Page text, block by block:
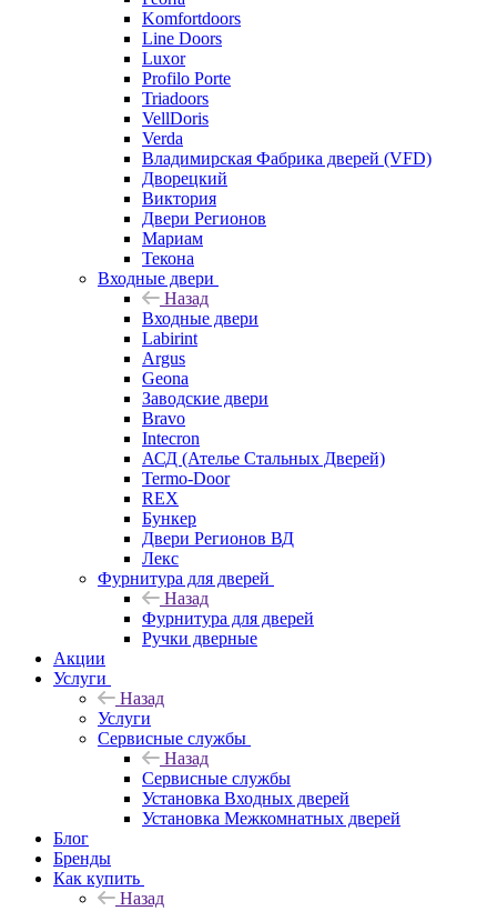
Komfortdoors
Line Doors
Luxor
Profilo Porte
Triadoors
VellDoris
Verda
Владимирская Фабрика дверей (VFD)
Дворецкий
Виктория
Двери Регионов
Мариам
Текона
Входные двери
Назад
Входные двери
Labirint
Argus
Geona
Заводские двери
Bravo
Intecron
АСД (Ателье Стальных Дверей)
Termo-Door
REX
Бункер
Двери Регионов ВД
Лекс
Фурнитура для дверей
Назад
Фурнитура для дверей
Ручки дверные
Акции
Услуги
Назад
Услуги
Сервисные службы
Назад
Сервисные службы
Установка Входных дверей
Установка Межкомнатных дверей
Блог
Бренды
Как купить
Назад